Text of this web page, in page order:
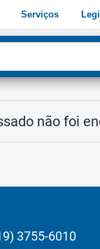
Serviços
não foi
3755-6010